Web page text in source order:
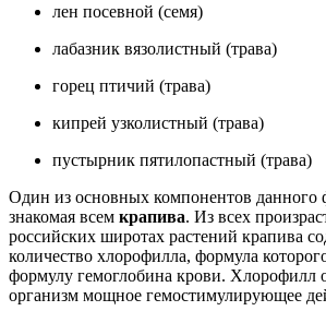
лен посевной (семя)
лабазник вязолистный (трава)
горец птичий (трава)
кипрей узколистный (трава)
пустырник пятилопастный (трава)
Один из основных компонентов данного
знакомая всем крапива. Из всех
российских широтах растений крапива
количество хлорофилла, формула
формулу гемоглобина крови. Хлорофилл
организм мощное гемостимулирующее